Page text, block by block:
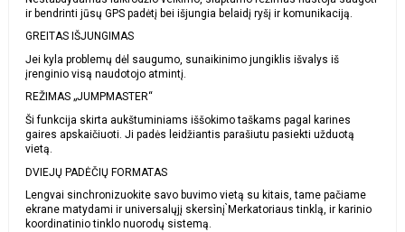
ir bendrinti jūsų GPS padėtį bei išjungia belaidį ryšį ir komunikaciją.
GREITAS IŠJUNGIMAS
Jei kyla problemų dėl saugumo, sunaikinimo jungiklis išvalys iš
įrenginio visą naudotojo atmintį.
REŽIMAS „JUMPMASTER“
Ši funkcija skirta aukštuminiams iššokimo taškams pagal karines
gaires apskaičiuoti. Ji padės leidžiantis parašiutu pasiekti užduotą
vietą.
DVIEJŲ PADĖČIŲ FORMATAS
Lengvai sinchronizuokite savo buvimo vietą su kitais, tame pačiame
ekrane matydami ir universalųjį skersi̇nį ̀Merkatoriaus tinklą, ir karinio
koordinatinio tinklo nuorodų sistemą.